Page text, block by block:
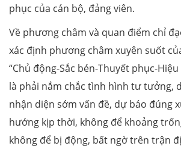
phục của cán bộ, đảng viên.
Về phương châm và quan điểm chỉ
xác định phương châm xuyên suốt
“Chủ động-Sắc bén-Thuyết phục-
là phải nắm chắc tình hình tư tưởng,
nhận diện sớm vấn đề, dự báo đúng
hướng kịp thời, không để khoảng
không để bị động, bất ngờ trên trận